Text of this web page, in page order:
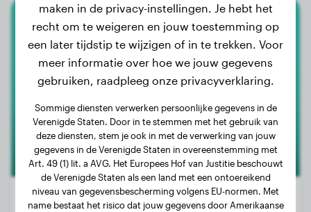
Mechelaar
Cara
maken in de privacy-instellingen. Je hebt het
recht om te weigeren en jouw toestemming op
een later tijdstip te wijzigen of in te trekken. Voor
meer informatie over hoe we jouw gegevens
gebruiken, raadpleeg onze privacyverklaring.
Sommige diensten verwerken persoonlijke gegevens in de
Verenigde Staten. Door in te stemmen met het gebruik van
deze diensten, stem je ook in met de verwerking van jouw
gegevens in de Verenigde Staten in overeenstemming met
Art. 49 (1) lit. a AVG. Het Europees Hof van Justitie beschouwt
de Verenigde Staten als een land met een ontoereikend
niveau van gegevensbescherming volgens EU-normen. Met
name bestaat het risico dat jouw gegevens door Amerikaanse